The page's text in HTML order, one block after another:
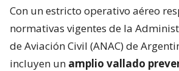
Con un estricto operativo aéreo
normativas vigentes de la
de Aviación Civil (ANAC) de
incluyen un amplio vallado